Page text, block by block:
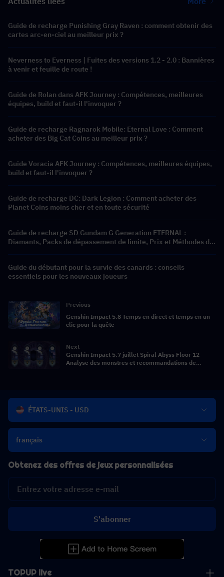
Guide de recharge Punishing Gray Raven : comment obtenir des
cartes arc-en-ciel au meilleur prix ?
Neverness to Everness | Fuites des versions 1.2 - 2.0 : Bannières
à venir et feuille de route !
Guide de Rolan dans AFK Journey : Compétences, meilleures
équipes, build et faut-il l'invoquer ?
Guide de recharge Ragnarok Mobile: Eternal Love : Comment
acheter des Big Cat Coins au meilleur prix ?
Guide Voracia AFK Journey : Compétences, meilleures équipes,
build et faut-il l'invoquer ?
Guide de recharge DC: Dark Legion : Comment acheter des
Planet Coins moins cher et en toute sécurité
Guide de recharge SD Gundam G Generation ETERNAL :
Diamants, Packs de dépassement de limite, Prix et Méthodes de
Guide du débutant pour la survie des canards : conseils
essentiels pour les nouveaux joueurs
Previous
Genshin Impact 5.8 Temps en direct et temps en un
clic pour la quête
Next
Genshin Impact 5.7 juillet Spiral Abyss Floor 12
Analyse des monstres et recommandations de
ÉTATS-UNIS - USD
français
TOPUP live
Obtenez des offres de jeux personnalisées
S'abonner